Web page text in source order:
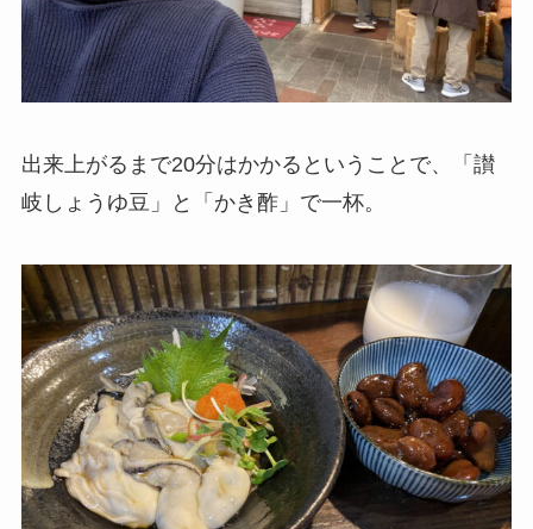
出来上がるまで20分はかかるということで、「讃
岐しょうゆ豆」と「かき酢」で一杯。